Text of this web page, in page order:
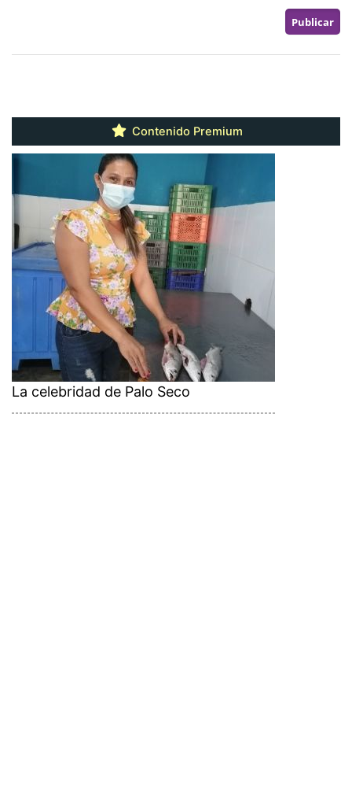
Contenido Premium
La celebridad de Palo Seco